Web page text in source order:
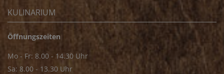
KULINARIUM
Öffnungszeiten
Mo - Fr: 8.00 - 14.30 Uhr
Sa: 8.00 - 13.30 Uhr